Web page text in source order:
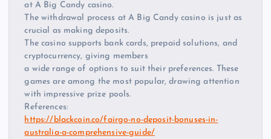
at A Big Candy casino.
The withdrawal process at A Big Candy casino is just as
crucial as making deposits.
The casino supports bank cards, prepaid solutions, and
cryptocurrency, giving members
a wide range of options to suit their preferences. These
games are among the most popular, drawing attention
with impressive prize pools.
References:
https://blackcoin.co/fairgo-no-deposit-bonuses-in-
australia-a-comprehensive-guide/